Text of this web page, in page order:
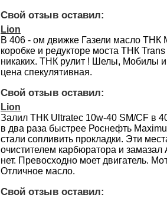
Свой отзыв оставил:
Lion
В 406 - ом движке Газели масло ТНК
коробке и редукторе моста ТНК
никаких. ТНК рулит ! Шелы, Мобилы и
цена спекулятивная.
Свой отзыв оставил:
Lion
Залил ТНК Ultratec 10w-40 SM/CF в
в два раза быстрее Роснефть
стали сопливить прокладки. Эти
очистителем карбюратора и
нет. Превосходно моет двигатель.
Отличное масло.
Свой отзыв оставил: